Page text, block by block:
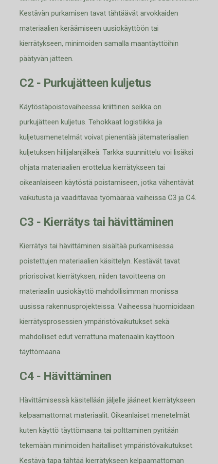
Kestävän purkamisen tavat tähtäävät arvokkaiden
materiaalien keräämiseen uusiokäyttöön tai
kierrätykseen, minimoiden samalla maantäyttöihin
päätyvän jätteen.
C2 - Purkujätteen kuljetus
Käytöstäpoistovaiheessa kriittinen seikka on
purkujätteen kuljetus. Tehokkaat logistiikka ja
kuljetusmenetelmät voivat pienentää jätemateriaalien
kuljetuksen hiilijalanjälkeä. Tarkka suunnittelu voi lisäksi
ohjata materiaalien erottelua kierrätykseen tai
oikeanlaiseen käytöstä poistamiseen, jotka vähentävät
vaikutusta ja vaadittavaa työmäärää vaiheissa C3 ja C4.
C3 - Kierrätys tai hävittäminen
Kierrätys tai hävittäminen sisältää purkamisessa
poistettujen materiaalien käsittelyn. Kestävät tavat
priorisoivat kierrätyksen, niiden tavoitteena on
materiaalin uusiokäyttö mahdollisimman monissa
uusissa rakennusprojekteissa. Vaiheessa huomioidaan
kierrätysprosessien ympäristövaikutukset sekä
mahdolliset edut verrattuna materiaalin käyttöön
täyttömaana.
C4 - Hävittäminen
Hävittämisessä käsitellään jäljelle jääneet kierrätykseen
kelpaamattomat materiaalit. Oikeanlaiset menetelmät
kuten käyttö täyttömaana tai polttaminen pyritään
tekemään minimoiden haitalliset ympäristövaikutukset.
Kestävä tapa tähtää kierrätykseen kelpaamattoman